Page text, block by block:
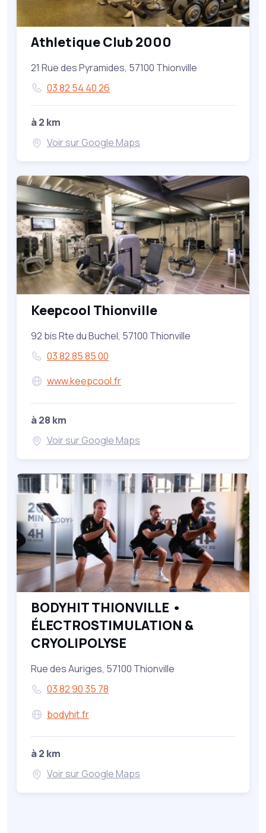
Athletique Club 2000
21 Rue des Pyramides, 57100 Thionville
03 82 54 40 26
à 2 km
Voir sur Google Maps
Keepcool Thionville
92 bis Rte du Buchel, 57100 Thionville
03 82 85 85 00
www.keepcool.fr
à 28 km
Voir sur Google Maps
BODYHIT THIONVILLE •
ÉLECTROSTIMULATION &
CRYOLIPOLYSE
Rue des Auriges, 57100 Thionville
03 82 90 35 78
bodyhit.fr
à 2 km
Voir sur Google Maps